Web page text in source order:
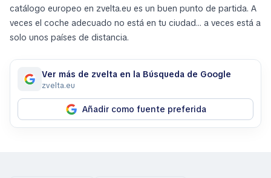
catálogo europeo en zvelta.eu es un buen punto de partida. A
veces el coche adecuado no está en tu ciudad… a veces está a
solo unos países de distancia.
Ver más de zvelta en la Búsqueda de Google
zvelta.eu
Añadir como fuente preferida